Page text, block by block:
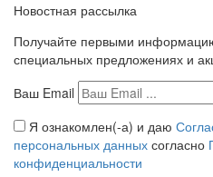
Новостная рассылка
Получайте первыми
специальных предложениях и
Ваш Email
Я ознакомлен(-а) и даю
персональных данных согласно
конфиденциальности